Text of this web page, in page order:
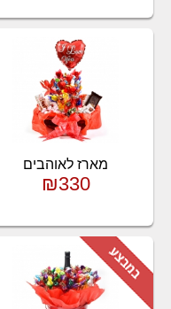
מארז לאוהבים
₪330